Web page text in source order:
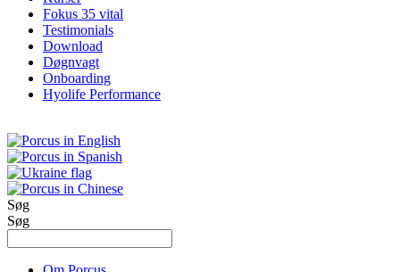
Fokus 35 vital
Testimonials
Download
Døgnvagt
Onboarding
Hyolife Performance
Søg
Søg